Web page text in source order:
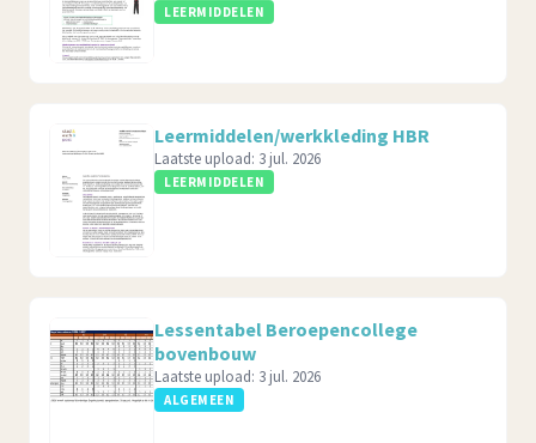
LEERMIDDELEN
Leermiddelen/werkkleding HBR
Laatste upload: 3 jul. 2026
LEERMIDDELEN
Lessentabel Beroepencollege
bovenbouw
Laatste upload: 3 jul. 2026
ALGEMEEN